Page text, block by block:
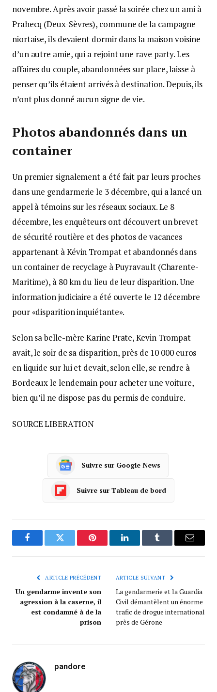
novembre. Après avoir passé la soirée chez un ami à
Prahecq (Deux-Sèvres), commune de la campagne
niortaise, ils devaient dormir dans la maison voisine
d’un autre amie, qui a rejoint une rave party. Les
affaires du couple, abandonnées sur place, laisse à
penser qu’ils étaient arrivés à destination. Depuis, ils
n’ont plus donné aucun signe de vie.
Photos abandonnés dans un
container
Un premier signalement a été fait par leurs proches
dans une gendarmerie le 3 décembre, qui a lancé un
appel à témoins sur les réseaux sociaux. Le 8
décembre, les enquêteurs ont découvert un brevet
de sécurité routière et des photos de vacances
appartenant à Kévin Trompat et abandonnés dans
un container de recyclage à Puyravault (Charente-
Maritime), à 80 km du lieu de leur disparition. Une
information judiciaire a été ouverte le 12 décembre
pour «disparition inquiétante».
Selon sa belle-mère Karine Prate, Kevin Trompat
avait, le soir de sa disparition, près de 10 000 euros
en liquide sur lui et devait, selon elle, se rendre à
Bordeaux le lendemain pour acheter une voiture,
bien qu’il ne dispose pas du permis de conduire.
SOURCE LIBERATION
Suivre sur Google News
Suivre sur Tableau de bord
FacebookTwitter Pinterest LinkedInTumblr
ARTICLE PRÉCÉDENT
Un gendarme invente son
agression à la caserne, il
est condamné à de la
prison
ARTICLE SUIVANT
La gendarmerie et la Guardia
Civil démantèlent un énorme
trafic de drogue international
près de Gérone
pandore